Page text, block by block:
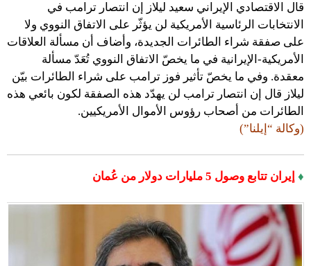
قال الاقتصادي الإيراني سعيد ليلاز إن انتصار ترامب في
الانتخابات الرئاسية الأمريكية لن يؤثّر على الاتفاق النووي ولا
على صفقة شراء الطائرات الجديدة، وأضاف أن مسألة العلاقات
الأمريكية-الإيرانية في ما يخصّ الاتفاق النووي تُعَدّ مسألة
معقدة. وفي ما يخصّ تأثير فوز ترامب على شراء الطائرات بيّن
ليلاز قال إن انتصار ترامب لن يهدّد هذه الصفقة لكون بائعي هذه
الطائرات من أصحاب رؤوس الأموال الأمريكيين.
(وكالة “إيلنا”)
♦ إيران تتابع وصول 5 مليارات دولار من عُمان